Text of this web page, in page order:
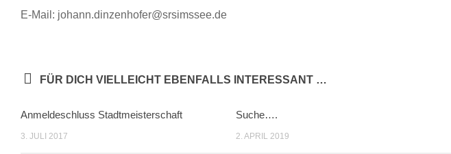
E-Mail: johann.dinzenhofer@srsimssee.de
FÜR DICH VIELLEICHT EBENFALLS INTERESSANT …
Anmeldeschluss Stadtmeisterschaft
3. JULI 2017
Suche….
2. APRIL 2019